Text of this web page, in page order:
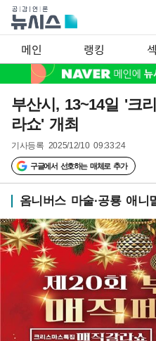
메인 랭킹
부산시, 13~14일 '크
라쇼' 개최
기사등록 2025/12/10 09:33:24
구글에서 선호하는 매체로 추가
옴니버스 마술·공룡 애